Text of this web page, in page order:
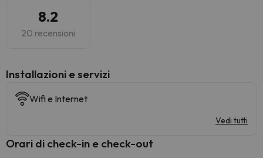
8.2
20 recensioni
Installazioni e servizi
Wifi e Internet
Vedi tutti
Orari di check-in e check-out